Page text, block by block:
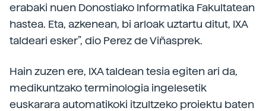
erabaki nuen Donostiako Informatika Fakultatean
hastea. Eta, azkenean, bi arloak uztartu ditut, IXA
taldeari esker”, dio Perez de Viñasprek.
Hain zuzen ere, IXA taldean tesia egiten ari da,
medikuntzako terminologia ingelesetik
euskarara automatikoki itzultzeko proiektu baten